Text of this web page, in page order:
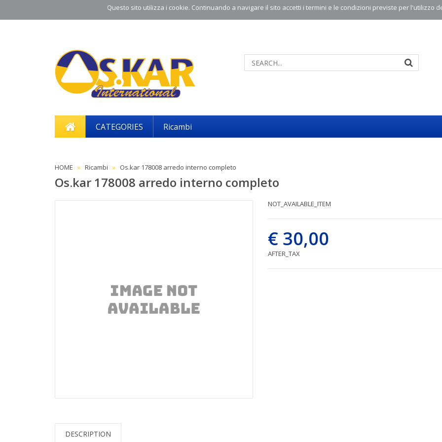
Questo sito utilizza i cookie. Continuando a navigare il sito accetti i termini e le condizioni previste per l'utilizzo
CATEGORIES Ricambi
HOME Ricambi Os.kar 178008 arredo interno completo
Os.kar 178008 arredo interno completo
NOT_AVAILABLE_ITEM
€ 30,00
AFTER_TAX
DESCRIPTION